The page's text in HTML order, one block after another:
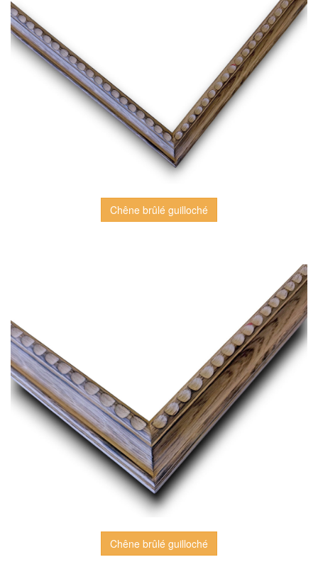
Chêne brûlé guilloché
Chêne brûlé guilloché